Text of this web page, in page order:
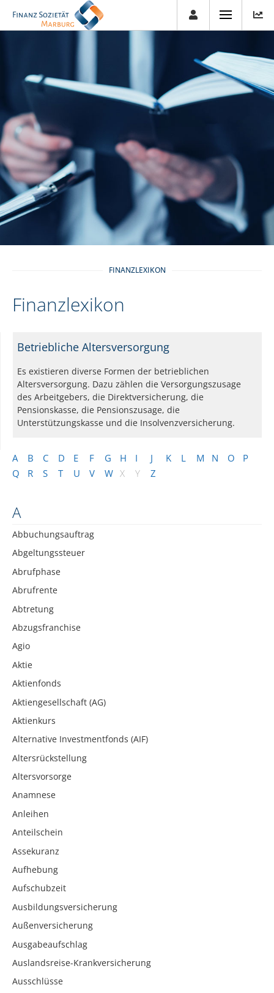
FINANZLEXIKON
Finanzlexikon
A B C D E F G H I J K L M N O
P
Q
R S T U V W X Y Z
A
Abbuchungsauftrag
Abgeltungssteuer
Abrufphase
Abrufrente
Abtretung
Abzugsfranchise
Agio
Aktie
Aktienfonds
Aktiengesellschaft (AG)
Aktienkurs
Alternative Investmentfonds (AIF)
Altersrückstellung
Altersvorsorge
Anamnese
Anleihen
Anteilschein
Assekuranz
Aufhebung
Aufschubzeit
Ausbildungsversicherung
Außenversicherung
Ausgabeaufschlag
Auslandsreise-Krankversicherung
Ausschlüsse
Betriebliche Altersversorgung
Es existieren diverse Formen der betrieblichen
Altersversorgung. Dazu zählen die Versorgungszusage
des Arbeitgebers, die Direktversicherung, die
Pensionskasse, die Pensionszusage, die
Unterstützungskasse und die Insolvenzversicherung.